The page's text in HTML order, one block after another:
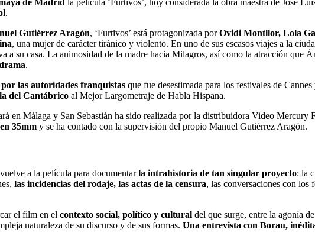
de Madrid la película ‘Furtivos’, hoy considerada la obra maestra de José
.
Gutiérrez Aragón, ‘Furtivos’ está protagonizada porOvidi Montllor, Lola
, una mujer de carácter tiránico y violento. En uno de sus escasos viajes a la
a su casa. La animosidad de la madre hacia Milagros, así como la atracción que
.
las autoridades franquistas que fue desestimada para los festivales de
del Cantábrico al Mejor Largometraje de Habla Hispana.
en Málaga y San Sebastián ha sido realizada por la distribuidora Video
35mm y se ha contado con la supervisión del propio Manuel Gutiérrez Aragón.
a la película para documentarla intrahistoria de tan singular proyecto: la
las incidencias del rodaje, las actas de la censura, las conversaciones con
el film en el contexto social, político y cultural del que surge, entre la agonía
naturaleza de su discurso y de sus formas. Una entrevista con Borau,